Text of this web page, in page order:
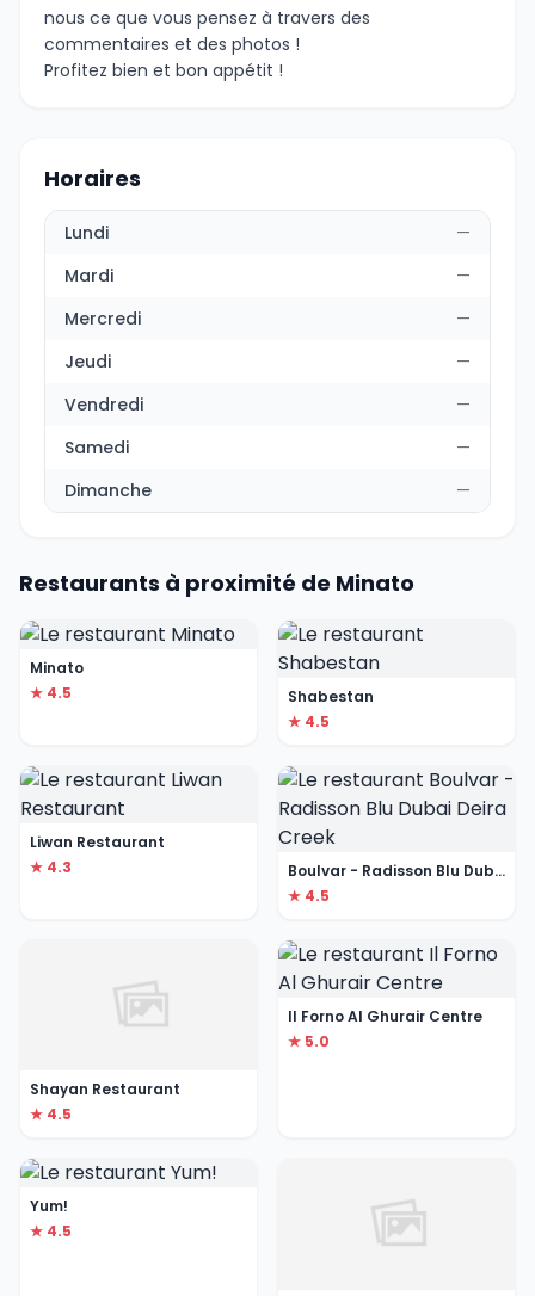
nous ce que vous pensez à travers des
commentaires et des photos !
Profitez bien et bon appétit !
Horaires
Lundi
—
Mardi
—
Mercredi
—
Jeudi
—
Vendredi
—
Samedi
—
Dimanche
—
Restaurants à proximité de Minato
Minato
★ 4.5
Shabestan
★ 4.5
Liwan Restaurant
★ 4.3
Boulvar - Radisson Blu Dubai Deira Creek
★ 4.5
Shayan Restaurant
★ 4.5
Il Forno Al Ghurair Centre
★ 5.0
Yum!
★ 4.5